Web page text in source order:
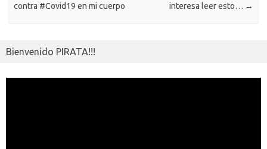
contra #Covid19 en mi cuerpo
interesa leer esto… →
Bienvenido PIRATA!!!